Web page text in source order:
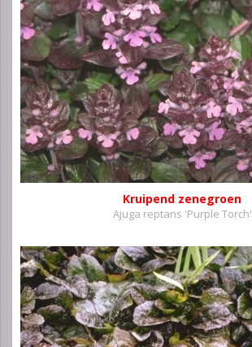
Kruipend zenegroen
Ajuga reptans 'Purple Torch'